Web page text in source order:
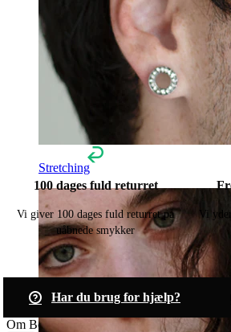
Stretching
100 dages fuld returret
Vi giver 100 dages fuld returret på
uåbnede smykker
Vi
Har du brug for hjælp?
Om Bodymod